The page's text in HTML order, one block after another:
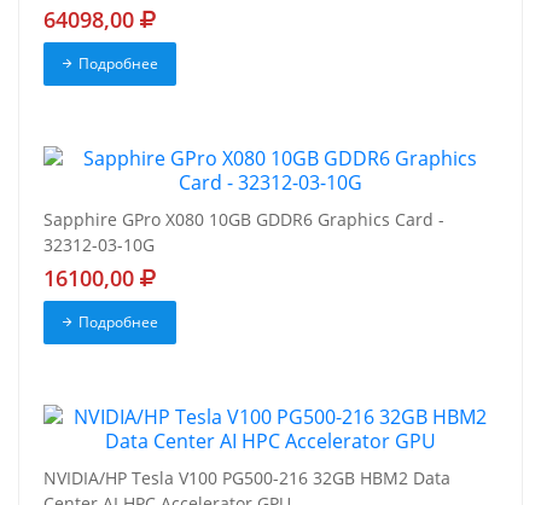
64098,00
Подробнее
Sapphire GPro X080 10GB GDDR6 Graphics Card -
32312-03-10G
16100,00
Подробнее
NVIDIA/HP Tesla V100 PG500-216 32GB HBM2 Data